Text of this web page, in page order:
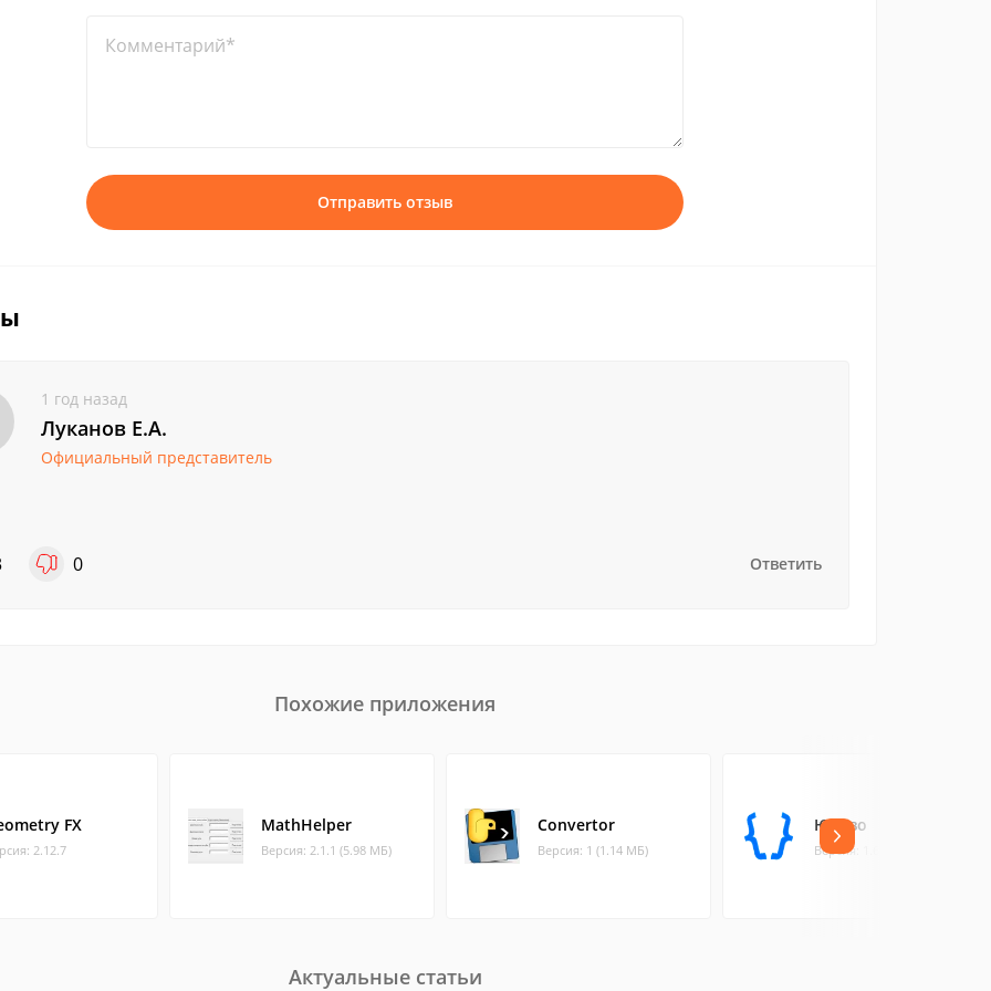
Комментарий*
Отправить отзыв
1 год назад
Луканов Е.А.
Официальный представитель
0 Ответить
Похожие приложения
FX
2.12.7
MathHelper
Версия: 2.1.1 (5.98 МБ)
Convertor
Версия: 1 (1.14 МБ)
Ютово
Версия: 1.6.1 (79.44 МБ)
Актуальные статьи